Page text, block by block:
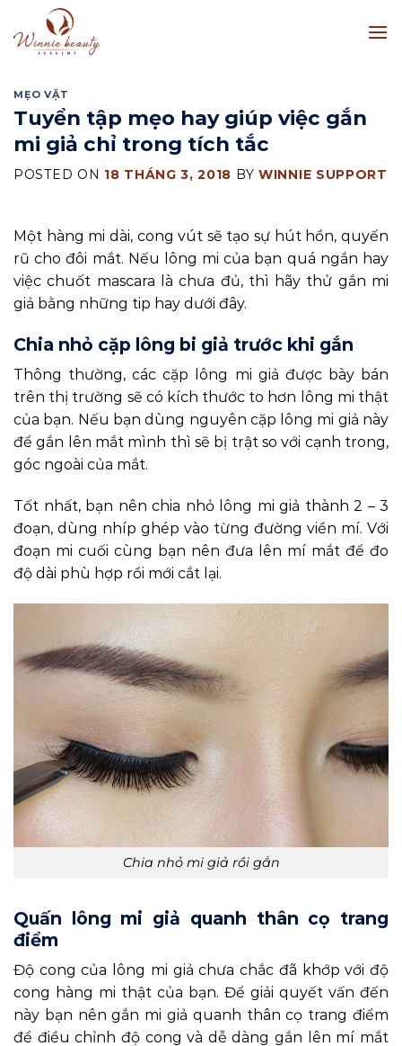
to
content
MẸO VẶT
Tuyển tập mẹo hay giúp việc gắn
mi giả chỉ trong tích tắc
POSTED ON 18 THÁNG 3, 2018 BYWINNIE SUPPORT
Một hàng mi dài, cong vút sẽ tạo sự hút hồn, quyến
rũ cho đôi mắt. Nếu lông mi của bạn quá ngắn hay
việc chuốt mascara là chưa đủ, thì hãy thử gắn mi
giả bằng những tip hay dưới đây.
Chia nhỏ cặp lông bi giả trước khi gắn
Thông thường, các cặp lông mi giả được bày bán
trên thị trường sẽ có kích thước to hơn lông mi thật
của bạn. Nếu bạn dùng nguyên cặp lông mi giả này
để gắn lên mắt mình thì sẽ bị trật so với cạnh trong,
góc ngoài của mắt.
Tốt nhất, bạn nên chia nhỏ lông mi giả thành 2 – 3
đoạn, dùng nhíp ghép vào từng đường viền mí. Với
đoạn mi cuối cùng bạn nên đưa lên mí mắt để đo
độ dài phù hợp rồi mới cắt lại.
Chia nhỏ mi giả rồi gắn
Quấn lông mi giả quanh thân cọ trang
điểm
Độ cong của lông mi giả chưa chắc đã khớp với độ
cong hàng mi thật của bạn. Để giải quyết vấn đến
này bạn nên gắn mi giả quanh thân cọ trang điểm
để điều chỉnh độ cong và dễ dàng gắn lên mí mắt